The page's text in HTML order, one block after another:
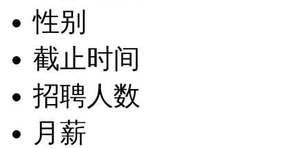
性别
截止时间
招聘人数
月薪